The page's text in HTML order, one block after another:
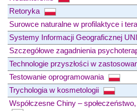
Retoryka
Surowce naturalne w profilaktyce i
Systemy Informacji Geograficznej
Szczegółowe zagadnienia
Technologie przyszłości w
Testowanie oprogramowania
Trychologia w kosmetologii
Współczesne Chiny –